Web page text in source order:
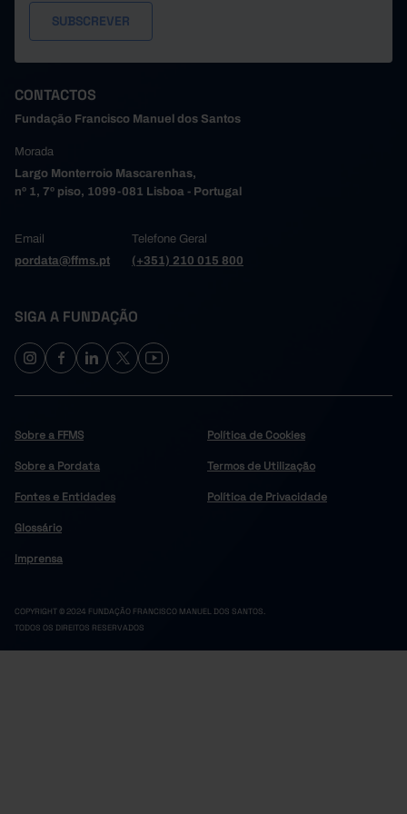
CONTACTOS
Fundação Francisco Manuel dos Santos
Morada
Largo Monterroio Mascarenhas,
nº 1, 7º piso, 1099-081 Lisboa - Portugal
Email
pordata@ffms.pt
Telefone Geral
(+351) 210 015 800
SIGA A FUNDAÇÃO
Sobre a FFMS
Sobre a Pordata
Fontes e Entidades
Glossário
Imprensa
Política de Cookies
Termos de Utilização
Política de Privacidade
COPYRIGHT © 2024 FUNDAÇÃO FRANCISCO MANUEL DOS SANTOS.
TODOS OS DIREITOS RESERVADOS